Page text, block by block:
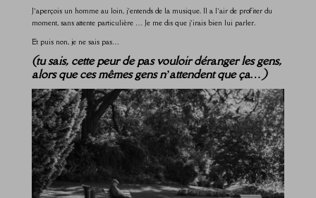
J’aperçois un homme au loin, j’entends de la musique. Il a l’air de profiter du
moment, sans attente particulière … Je me dis que j’irais bien lui parler.
Et puis non, je ne sais pas…
(tu sais, cette peur de pas vouloir déranger les gens,
alors que ces mêmes gens n’attendent que ça…)